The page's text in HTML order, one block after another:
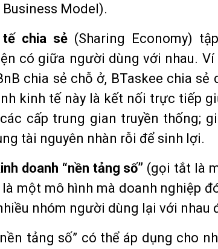
Model).
tế chia sẻ (Sharing Economy)
có giữa người dùng với nhau.
chia sẻ chỗ ở, BTaskee chia
kinh tế này là kết nối trực tiếp
cấp trung gian truyền thống;
tài nguyên nhàn rỗi để sinh lợi.
doanh “nền tảng số” (gọi tắt là
một mô hình mà doanh nghiệp
nhóm người dùng lại với nhau
tảng số” có thể áp dụng cho